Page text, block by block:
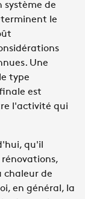
système de
le
Une
type
est
l'activité qui
qu'il
rénovations,
chaleur de
en général, la